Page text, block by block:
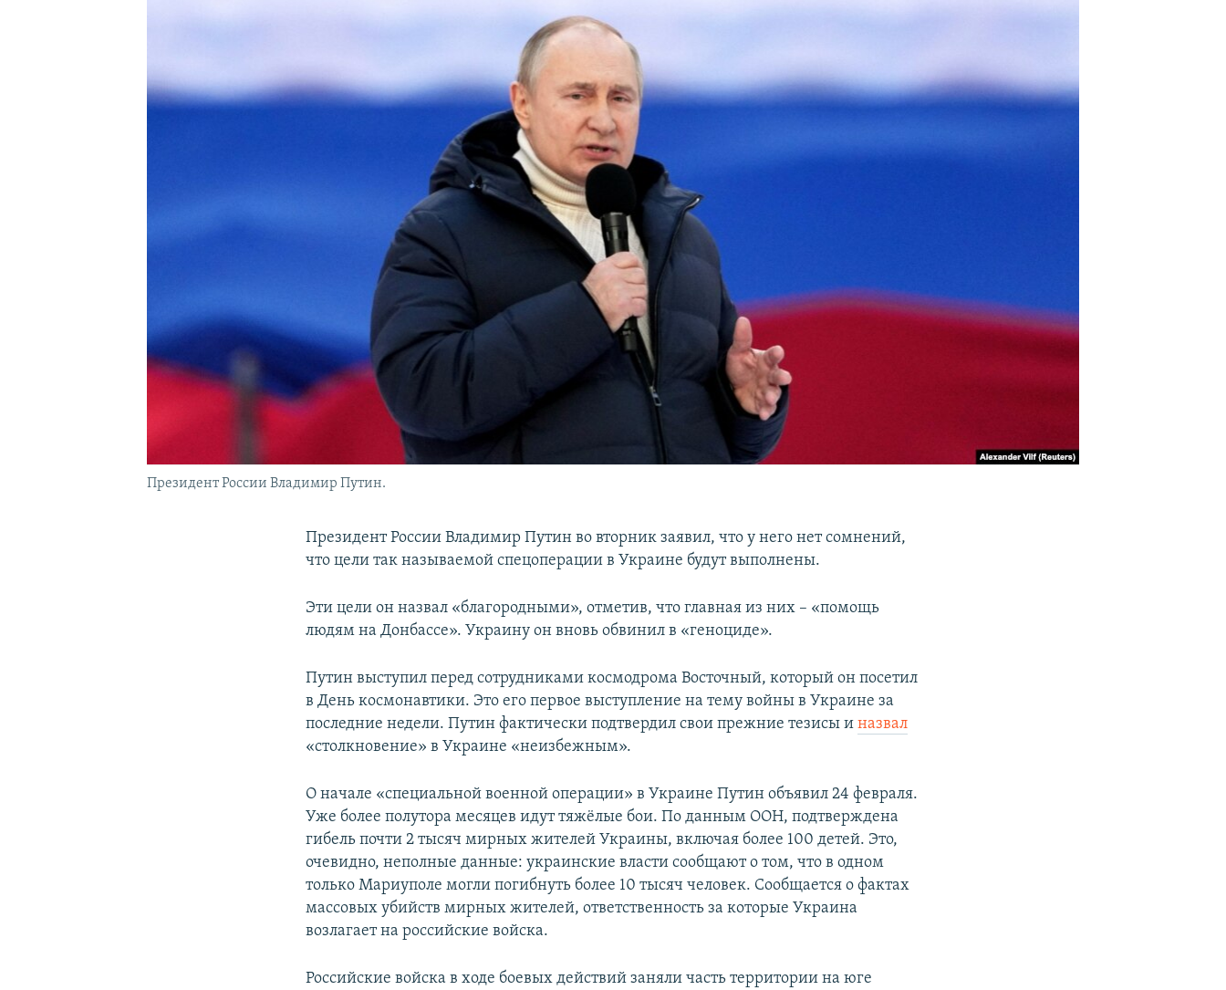
Президент России Владимир Путин.
Президент России Владимир Путин во вторник заявил, что у него нет сомнений,
что цели так называемой спецоперации в Украине будут выполнены.
Эти цели он назвал «благородными», отметив, что главная из них – «помощь
людям на Донбассе». Украину он вновь обвинил в «геноциде».
Путин выступил перед сотрудниками космодрома Восточный, который он посетил
в День космонавтики. Это его первое выступление на тему войны в Украине за
последние недели. Путин фактически подтвердил свои прежние тезисы иназвал
«столкновение» в Украине «неизбежным».
О начале «специальной военной операции» в Украине Путин объявил 24 февраля.
Уже более полутора месяцев идут тяжёлые бои. По данным ООН, подтверждена
гибель почти 2 тысяч мирных жителей Украины, включая более 100 детей. Это,
очевидно, неполные данные: украинские власти сообщают о том, что в одном
только Мариуполе могли погибнуть более 10 тысяч человек. Сообщается о фактах
массовых убийств мирных жителей, ответственность за которые Украина
возлагает на российские войска.
Российские войска в ходе боевых действий заняли часть территории на юге